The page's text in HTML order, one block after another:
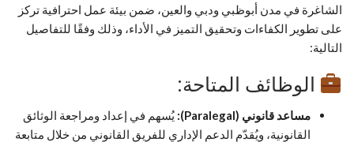
الشاغرة في مدن أبوظبي ودبي والعين، ضمن بيئة عمل احترافية تركز
على تطوير الكفاءات وتحقيق التميز في الأداء، وذلك وفقًا للتفاصيل
التالية:
الوظائف المتاحة:
مساعد قانوني (Paralegal):
يُسهم في إعداد ومراجعة الوثائق
القانونية، ويُقدّم الدعم الإداري للفريق القانوني من خلال متابعة